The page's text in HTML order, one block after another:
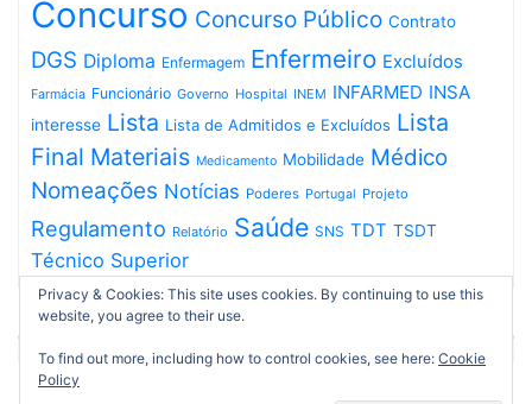
Concurso Concurso Público Contrato
DGS Diploma Enfermagem Enfermeiro Excluídos
Farmácia Funcionário Governo Hospital INEM INFARMED INSA
interesse Lista Lista de Admitidos e Excluídos Lista
Final Materiais Medicamento Mobilidade Médico
Nomeações Notícias Poderes Portugal Projeto
Regulamento Relatório Saúde SNS TDT TSDT
Técnico Superior
Privacy & Cookies: This site uses cookies. By continuing to use this
website, you agree to their use.
To find out more, including how to control cookies, see here: Cookie
Policy